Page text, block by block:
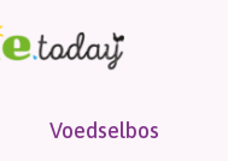
Voedselbos